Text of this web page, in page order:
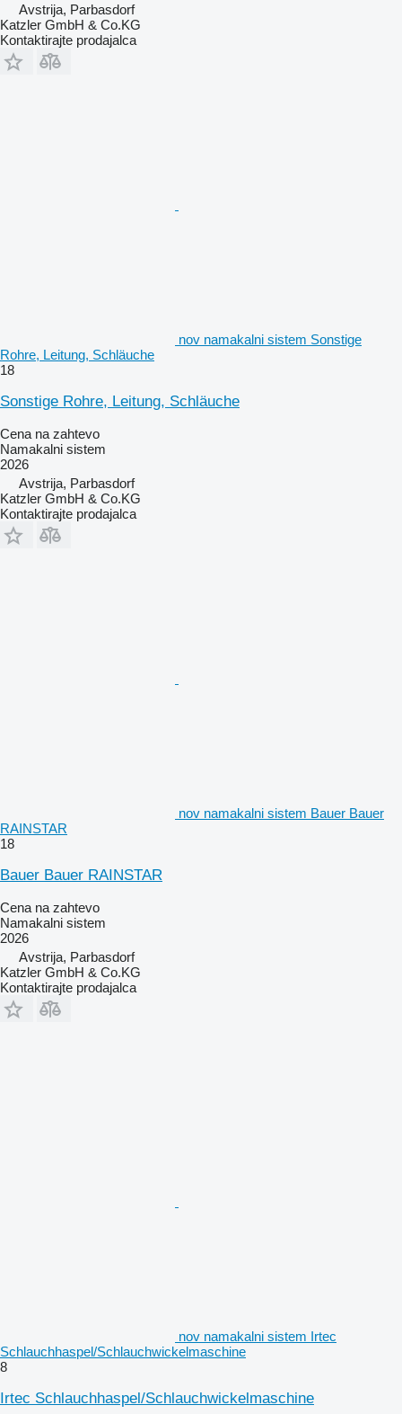
Avstrija, Parbasdorf
Katzler GmbH & Co.KG
Kontaktirajte prodajalca
nov namakalni sistem Sonstige
Rohre, Leitung, Schläuche
18
Sonstige Rohre, Leitung, Schläuche
Cena na zahtevo
Namakalni sistem
2026
Avstrija, Parbasdorf
Katzler GmbH & Co.KG
Kontaktirajte prodajalca
nov namakalni sistem Bauer Bauer
RAINSTAR
18
Bauer Bauer RAINSTAR
Cena na zahtevo
Namakalni sistem
2026
Avstrija, Parbasdorf
Katzler GmbH & Co.KG
Kontaktirajte prodajalca
nov namakalni sistem Irtec
Schlauchhaspel/Schlauchwickelmaschine
8
Irtec Schlauchhaspel/Schlauchwickelmaschine